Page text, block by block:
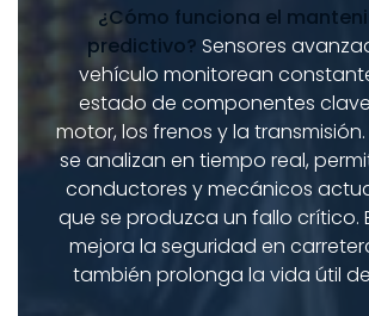
¿Cómo funciona el
predictivo? Sensores
vehículo monitorean
estado de componentes
motor, los frenos y la
se analizan en tiempo real,
conductores y mecánicos
que se produzca un fallo crítico.
mejora la seguridad en
también prolonga la vida útil